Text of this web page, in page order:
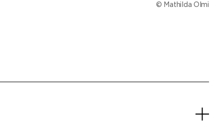
© Mathilda Olmi